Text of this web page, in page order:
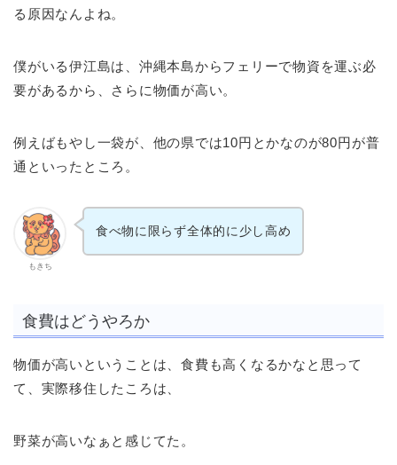
る原因なんよね。
僕がいる伊江島は、沖縄本島からフェリーで物資を運ぶ必
要があるから、さらに物価が高い。
例えばもやし一袋が、他の県では10円とかなのが80円が普
通といったところ。
もきち
食べ物に限らず全体的に少し高め
食費はどうやろか
物価が高いということは、食費も高くなるかなと思って
て、実際移住したころは、
野菜が高いなぁと感じてた。